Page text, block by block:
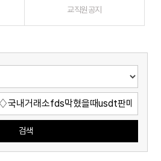
교직원공지
검색